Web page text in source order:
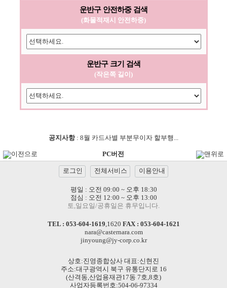
운반구 안전하중 검색
(화물적재시 안전하중)
운반구 크기 검색
(작은쪽 길이)
공지사항: 8월 카드사별 부분무이자 할부행...
이전으로 PC버전 맨위로
로그인 전체서비스 이용안내
평일 : 오전 09:00 ~ 오후 18:30
점심 : 오전 12:00 ~ 오후 13:00
토,일요일/공휴일은 휴무입니다.
TEL : 053-604-1619,1620 FAX : 053-604-1621
nara@casternara.com
jinyoung@jy-corp.co.kr
상호:진영종합상사 대표:신현진
주소:대구광역시 북구 유통단지로 16
(산격동,산업용재관17동 7호,8호)
사업자등록번호:504-06-97334